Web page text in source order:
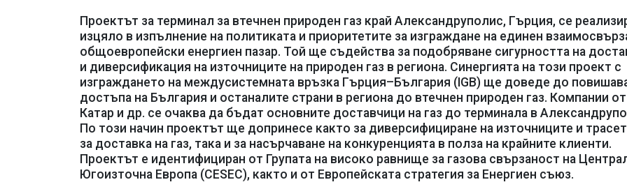
Проектът за терминал за втечнен природен газ край Александруполис, Гърция, се
изцяло в изпълнение на политиката и приоритетите за изграждане на единен
общоевропейски енергиен пазар. Той ще съдейства за подобряване сигурността на
и диверсификация на източниците на природен газ в региона. Синергията на този проект с
изграждането на междусистемната връзка Гърция–България (IGB) ще доведе до
достъпа на България и останалите страни в региона до втечнен природен газ. Компании
Катар и др. се очаква да бъдат основните доставчици на газ до терминала в
По този начин проектът ще допринесе както за диверсифициране на източниците и
за доставка на газ, така и за насърчаване на конкуренцията в полза на крайните клиенти.
Проектът е идентифициран от Групата на високо равнище за газова свързаност на
Югоизточна Европа (CESEC), както и от Европейската стратегия за Енергиен съюз.